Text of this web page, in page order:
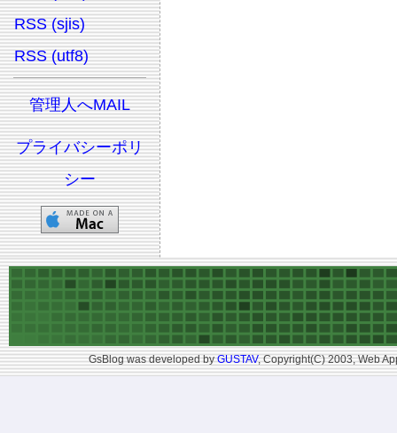
RSS (sjis)
RSS (utf8)
管理人へMAIL
プライバシーポリ
シー
GsBlog was developed byGUSTAV, Copyright(C) 2003, Web